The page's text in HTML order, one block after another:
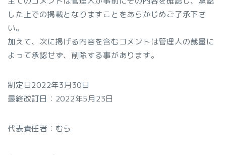
した上での掲載となりますことをあらかじめご了承下さ
い。
加えて、次に掲げる内容を含むコメントは管理人の裁量に
よって承認せず、削除する事があります。
制定日2022年3月30日
最終改訂日：2022年5月23日
代表責任者：むら